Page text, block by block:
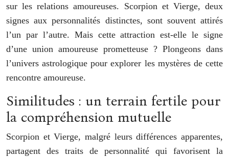
sur les relations amoureuses. Scorpion et Vierge, deux
signes aux personnalités distinctes, sont souvent attirés
l’un par l’autre. Mais cette attraction est-elle le signe
d’une union amoureuse prometteuse ? Plongeons dans
l’univers astrologique pour explorer les mystères de cette
rencontre amoureuse.
Similitudes : un terrain fertile pour
la compréhension mutuelle
Scorpion et Vierge, malgré leurs différences apparentes,
partagent des traits de personnalité qui favorisent la